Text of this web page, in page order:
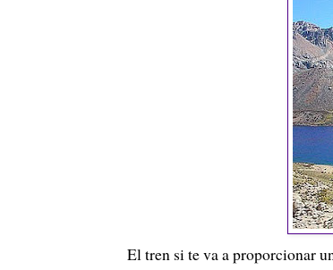
El tren si te va a proporcionar